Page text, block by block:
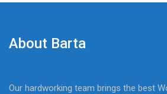
About Barta
Our hardworking team brings the best